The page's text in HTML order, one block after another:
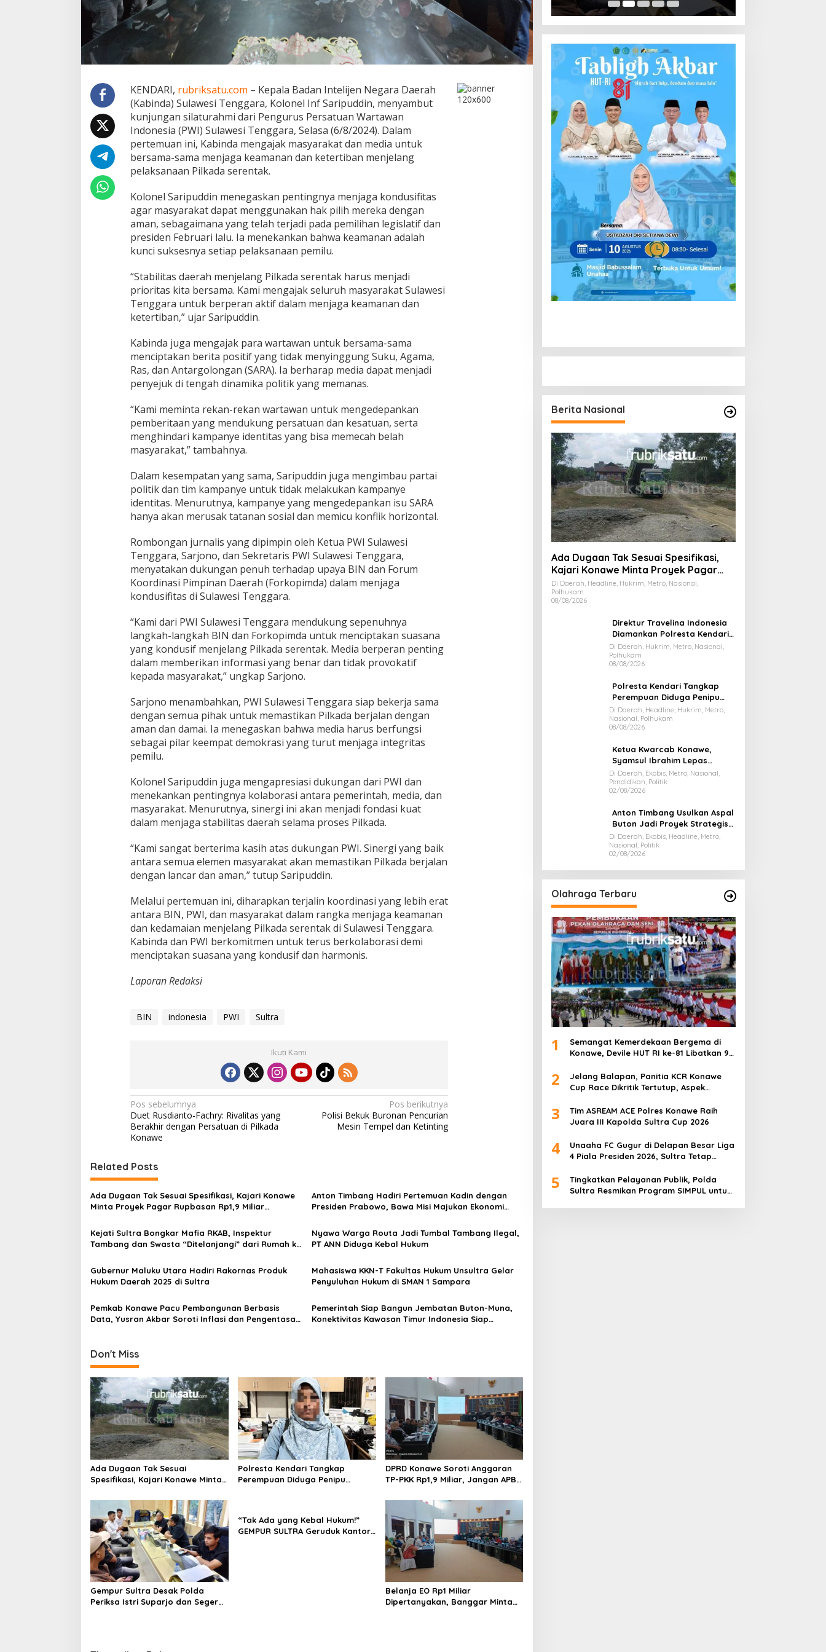
i
e
K
a
b
n
d
a
KENDARI, rubriksatu.com – Kepala Badan Intelijen Negara Daerah
(Kabinda) Sulawesi Tenggara, Kolonel Inf Saripuddin, menyambut
kunjungan silaturahmi dari Pengurus Persatuan Wartawan
Indonesia (PWI) Sulawesi Tenggara, Selasa (6/8/2024). Dalam
pertemuan ini, Kabinda mengajak masyarakat dan media untuk
bersama-sama menjaga keamanan dan ketertiban menjelang
pelaksanaan Pilkada serentak.
Kolonel Saripuddin menegaskan pentingnya menjaga kondusifitas
agar masyarakat dapat menggunakan hak pilih mereka dengan
aman, sebagaimana yang telah terjadi pada pemilihan legislatif dan
presiden Februari lalu. Ia menekankan bahwa keamanan adalah
kunci suksesnya setiap pelaksanaan pemilu.
“Stabilitas daerah menjelang Pilkada serentak harus menjadi
prioritas kita bersama. Kami mengajak seluruh masyarakat Sulawesi
Tenggara untuk berperan aktif dalam menjaga keamanan dan
ketertiban,” ujar Saripuddin.
Kabinda juga mengajak para wartawan untuk bersama-sama
menciptakan berita positif yang tidak menyinggung Suku, Agama,
Ras, dan Antargolongan (SARA). Ia berharap media dapat menjadi
penyejuk di tengah dinamika politik yang memanas.
“Kami meminta rekan-rekan wartawan untuk mengedepankan
pemberitaan yang mendukung persatuan dan kesatuan, serta
menghindari kampanye identitas yang bisa memecah belah
masyarakat,” tambahnya.
Dalam kesempatan yang sama, Saripuddin juga mengimbau partai
politik dan tim kampanye untuk tidak melakukan kampanye
identitas. Menurutnya, kampanye yang mengedepankan isu SARA
hanya akan merusak tatanan sosial dan memicu konflik horizontal.
Rombongan jurnalis yang dipimpin oleh Ketua PWI Sulawesi
Tenggara, Sarjono, dan Sekretaris PWI Sulawesi Tenggara,
menyatakan dukungan penuh terhadap upaya BIN dan Forum
Koordinasi Pimpinan Daerah (Forkopimda) dalam menjaga
kondusifitas di Sulawesi Tenggara.
“Kami dari PWI Sulawesi Tenggara mendukung sepenuhnya
langkah-langkah BIN dan Forkopimda untuk menciptakan suasana
yang kondusif menjelang Pilkada serentak. Media berperan penting
dalam memberikan informasi yang benar dan tidak provokatif
kepada masyarakat,” ungkap Sarjono.
Sarjono menambahkan, PWI Sulawesi Tenggara siap bekerja sama
dengan semua pihak untuk memastikan Pilkada berjalan dengan
aman dan damai. Ia menegaskan bahwa media harus berfungsi
sebagai pilar keempat demokrasi yang turut menjaga integritas
pemilu.
Kolonel Saripuddin juga mengapresiasi dukungan dari PWI dan
menekankan pentingnya kolaborasi antara pemerintah, media, dan
masyarakat. Menurutnya, sinergi ini akan menjadi fondasi kuat
dalam menjaga stabilitas daerah selama proses Pilkada.
“Kami sangat berterima kasih atas dukungan PWI. Sinergi yang baik
antara semua elemen masyarakat akan memastikan Pilkada berjalan
dengan lancar dan aman,” tutup Saripuddin.
Melalui pertemuan ini, diharapkan terjalin koordinasi yang lebih erat
antara BIN, PWI, dan masyarakat dalam rangka menjaga keamanan
dan kedamaian menjelang Pilkada serentak di Sulawesi Tenggara.
Kabinda dan PWI berkomitmen untuk terus berkolaborasi demi
menciptakan suasana yang kondusif dan harmonis.
Laporan Redaksi
BIN indonesia PWI Sultra
Ikuti Kami
N
a
v
i
g
a
s
i
p
s
Pos sebelumnya
Duet Rusdianto-Fachry: Rivalitas yang
Berakhir dengan Persatuan di Pilkada
Konawe
Pos berikutnya
Polisi Bekuk Buronan Pencurian
Mesin Tempel dan Ketinting
Related Posts
Ada Dugaan Tak Sesuai Spesifikasi, Kajari Konawe
Minta Proyek Pagar Rupbasan Rp1,9 Miliar
Anton Timbang Hadiri Pertemuan Kadin dengan
Presiden Prabowo, Bawa Misi Majukan Ekonomi
Kejati Sultra Bongkar Mafia RKAB, Inspektur
Tambang dan Swasta “Ditelanjangi” dari Rumah ke
Nyawa Warga Routa Jadi Tumbal Tambang Ilegal,
PT ANN Diduga Kebal Hukum
Gubernur Maluku Utara Hadiri Rakornas Produk
Hukum Daerah 2025 di Sultra
Mahasiswa KKN-T Fakultas Hukum Unsultra Gelar
Penyuluhan Hukum di SMAN 1 Sampara
Pemkab Konawe Pacu Pembangunan Berbasis
Data, Yusran Akbar Soroti Inflasi dan Pengentasan
Pemerintah Siap Bangun Jembatan Buton-Muna,
Konektivitas Kawasan Timur Indonesia Siap
Don't Miss
Ada Dugaan Tak Sesuai
Spesifikasi, Kajari Konawe Minta
Miliar Dihentikan
Polresta Kendari Tangkap
Perempuan Diduga Penipu
DPRD Konawe Soroti Anggaran
TP-PKK Rp1,9 Miliar, Jangan APBD
Gempur Sultra Desak Polda
Periksa Istri Suparjo dan Segera
“Tak Ada yang Kebal Hukum!”
GEMPUR SULTRA Geruduk Kantor
Belanja EO Rp1 Miliar
Dipertanyakan, Banggar Minta
Berita Nasional
Ada Dugaan Tak Sesuai Spesifikasi,
Kajari Konawe Minta Proyek Pagar
Rupbasan Rp1,9 Miliar Dihentikan
Di Daerah, Headline, Hukrim, Metro, Nasional,
Polhukam
08/08/2026
Direktur Travelina Indonesia
Diamankan Polresta Kendari,
Kasus Penelantaran Jemaah
Umrah Masuk Babak Baru
Di Daerah, Hukrim, Metro, Nasional,
Polhukam
08/08/2026
Polresta Kendari Tangkap
Perempuan Diduga Penipu
Proyek, Korban Rugi Rp588,1
Juta
Di Daerah, Headline, Hukrim, Metro,
Nasional, Polhukam
08/08/2026
Ketua Kwarcab Konawe,
Syamsul Ibrahim Lepas
Kontingen Jamnas XII 2026
Di Daerah, Ekobis, Metro, Nasional,
Pendidikan, Politik
02/08/2026
Anton Timbang Usulkan Aspal
Buton Jadi Proyek Strategis
Nasional
Di Daerah, Ekobis, Headline, Metro,
Nasional, Politik
02/08/2026
Olahraga Terbaru
1
Semangat Kemerdekaan Bergema di
Konawe, Devile HUT RI ke-81 Libatkan 98
2
Jelang Balapan, Panitia KCR Konawe
Cup Race Dikritik Tertutup, Aspek
3
Tim ASREAM ACE Polres Konawe Raih
Juara III Kapolda Sultra Cup 2026
4
Unaaha FC Gugur di Delapan Besar Liga
4 Piala Presiden 2026, Sultra Tetap
5
Tingkatkan Pelayanan Publik, Polda
Sultra Resmikan Program SIMPUL untuk